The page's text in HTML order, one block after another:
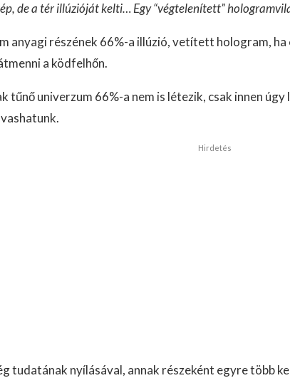
de a tér illúzióját kelti… Egy “végtelenített”
anyagi részének 66%-a illúzió, vetített hologram,
a ködfelhőn.
tűnő univerzum 66%-a nem is létezik, csak innen úgy
Hirdetés
tudatának nyílásával, annak részeként egyre több